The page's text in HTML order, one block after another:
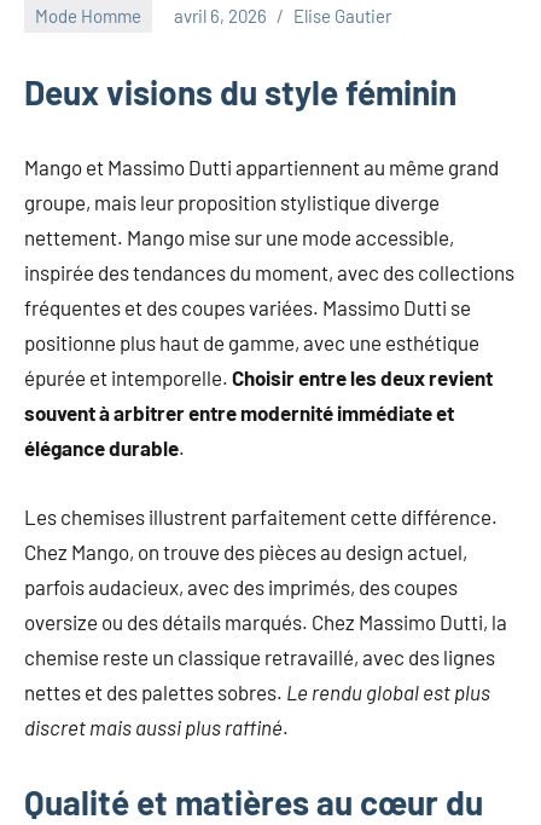
au
l'industrie
et
aux
événements
Rejoignez-
nous
pour
des
insights
la
mode
non
féminine
plus
encore.
Mode Homme avril 6, 2026 Elise Gautier
Deux visions du style féminin
Mango et Massimo Dutti appartiennent au même grand
groupe, mais leur proposition stylistique diverge
nettement. Mango mise sur une mode accessible,
inspirée des tendances du moment, avec des collections
fréquentes et des coupes variées. Massimo Dutti se
positionne plus haut de gamme, avec une esthétique
épurée et intemporelle. Choisir entre les deux revient
souvent à arbitrer entre modernité immédiate et
élégance durable.
Les chemises illustrent parfaitement cette différence.
Chez Mango, on trouve des pièces au design actuel,
parfois audacieux, avec des imprimés, des coupes
oversize ou des détails marqués. Chez Massimo Dutti, la
chemise reste un classique retravaillé, avec des lignes
nettes et des palettes sobres. Le rendu global est plus
discret mais aussi plus raffiné.
Qualité et matières au cœur du